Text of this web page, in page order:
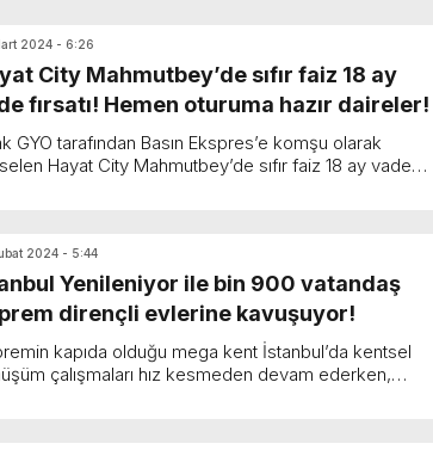
2024 - 6:26
City Mahmutbey’de sıfır faiz 18 ay
fırsatı! Hemen oturuma hazır daireler!
GYO tarafından Basın Ekspres’e komşu olarak
Hayat City Mahmutbey’de sıfır faiz 18 ay vade
2024 - 5:44
Yenileniyor ile bin 900 vatandaş
dirençli evlerine kavuşuyor!
kapıda olduğu mega kent İstanbul’da kentsel
çalışmaları hız kesmeden devam ederken,